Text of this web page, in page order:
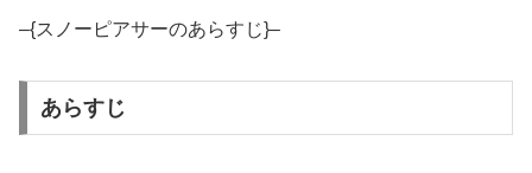
–{スノーピアサーのあらすじ}–
あらすじ